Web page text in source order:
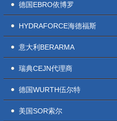
德国EBRO依博罗
HYDRAFORCE海德福斯
意大利BERARMA
瑞典CEJN代理商
德国WURTH伍尔特
美国SOR索尔